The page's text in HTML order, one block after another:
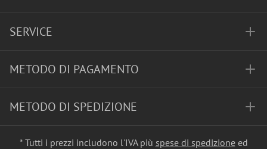
SERVICE
METODO DI PAGAMENTO
METODO DI SPEDIZIONE
* Tutti i prezzi includono l'IVA più spese di spedizioneed